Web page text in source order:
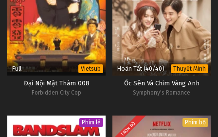
Full Vietsub
Đại Nội Mật Thám 008
Forbidden City Cop
Hoàn Tất (40/40) Thuyết Minh
Ốc Sên Và Chim Vàng Anh
Symphony's Romance
Phim lẻ TRỌN BỘ Phim bộ